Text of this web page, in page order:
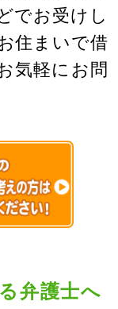
でお受けし
住まいで借
気軽にお問
弁護士へ